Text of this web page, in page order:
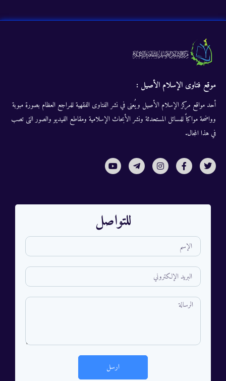
موقع فتاوى الإسلام الأصيل :
أحد مواقع مركز الإسلام الأصيل ويُعنى في نشر الفتاوى الفقهية للمراجع العظام بصورة مبوبة
وواضحة مواكباً للمسائل المستحدثة ونشر الأبحاث الإسلامية ومقاطع الفيديو والصور التى تصب
في هذا المجال.
للتواصل
ارسل